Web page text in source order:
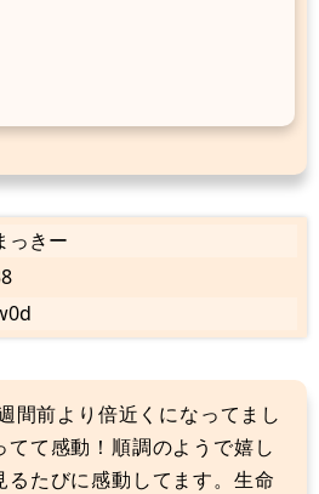
っきー
間前より倍近くになってまし
て感動！順調のようで嬉し
るたびに感動してます。生命